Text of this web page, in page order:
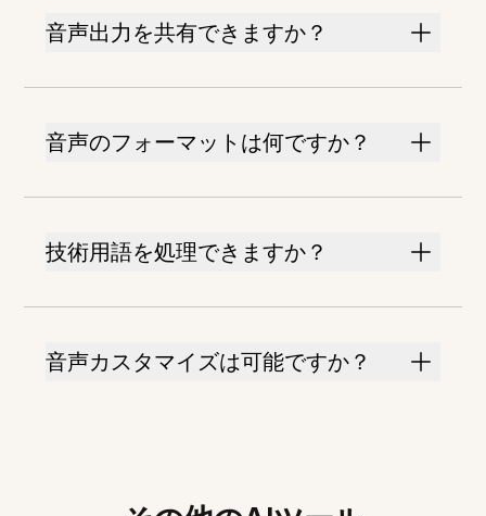
音声出力を共有できますか？
音声のフォーマットは何ですか？
技術用語を処理できますか？
音声カスタマイズは可能ですか？